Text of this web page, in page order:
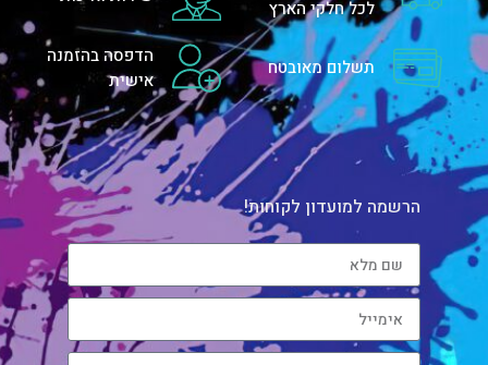
לכל חלקי הארץ
תשלום מאובטח
הדפסה בהזמנה
אישית
הרשמה למועדון לקוחות!